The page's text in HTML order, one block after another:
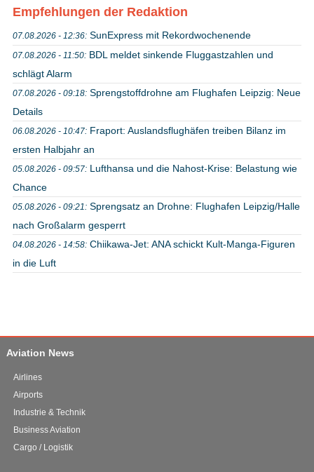
Empfehlungen der Redaktion
07.08.2026 - 12:36: SunExpress mit Rekordwochenende
07.08.2026 - 11:50: BDL meldet sinkende Fluggastzahlen und
schlägt Alarm
07.08.2026 - 09:18: Sprengstoffdrohne am Flughafen Leipzig: Neue
Details
06.08.2026 - 10:47: Fraport: Auslandsflughäfen treiben Bilanz im
ersten Halbjahr an
05.08.2026 - 09:57: Lufthansa und die Nahost-Krise: Belastung wie
Chance
05.08.2026 - 09:21: Sprengsatz an Drohne: Flughafen Leipzig/Halle
nach Großalarm gesperrt
04.08.2026 - 14:58: Chiikawa-Jet: ANA schickt Kult-Manga-Figuren
in die Luft
Aviation News
Airlines
Airports
Industrie & Technik
Business Aviation
Cargo / Logistik